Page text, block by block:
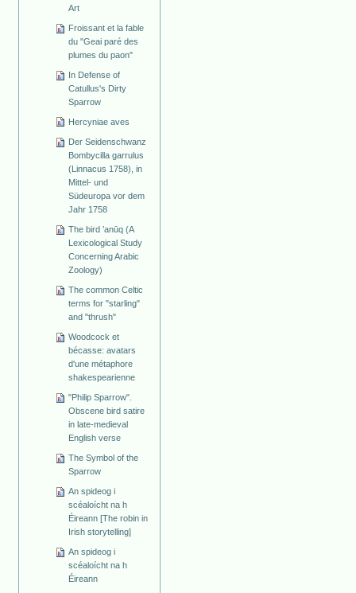
Art
Froissant et la fable
du "Geai paré des
plumes du paon"
In Defense of
Catullus's Dirty
Sparrow
Hercyniae aves
Der Seidenschwanz
Bombycilla garrulus
(Linnacus 1758), in
Mittel- und
Südeuropa vor dem
Jahr 1758
The bird ’anūq (A
Lexicological Study
Concerning Arabic
Zoology)
The common Celtic
terms for "starling"
and "thrush"
Woodcock et
bécasse: avatars
d'une métaphore
shakespearienne
"Philip Sparrow".
Obscene bird satire
in late-medieval
English verse
The Symbol of the
Sparrow
An spideog i
scéaloícht na h
Éireann [The robin in
Irish storytelling]
An spideog i
scéaloícht na h
Éireann